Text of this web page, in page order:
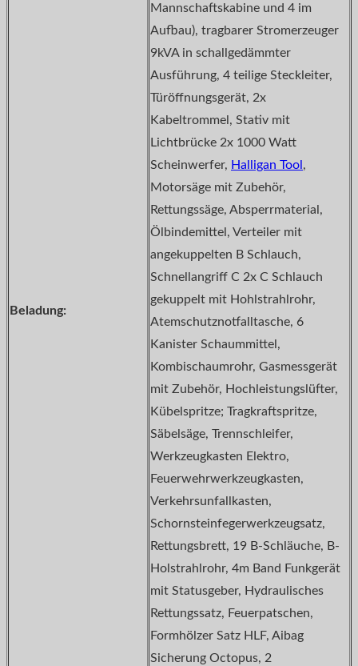
Beladung:
Mannschaftskabine und 4 im
Aufbau), tragbarer Stromerzeuger
9kVA in schallgedämmter
Ausführung, 4 teilige Steckleiter,
Türöffnungsgerät, 2x
Kabeltrommel, Stativ mit
Lichtbrücke 2x 1000 Watt
Scheinwerfer, Halligan Tool ,
Motorsäge mit Zubehör,
Rettungssäge, Absperrmaterial,
Ölbindemittel, Verteiler mit
angekuppelten B Schlauch,
Schnellangriff C 2x C Schlauch
gekuppelt mit Hohlstrahlrohr,
Atemschutznotfalltasche, 6
Kanister Schaummittel,
Kombischaumrohr, Gasmessgerät
mit Zubehör, Hochleistungslüfter,
Kübelspritze; Tragkraftspritze,
Säbelsäge, Trennschleifer,
Werkzeugkasten Elektro,
Feuerwehrwerkzeugkasten,
Verkehrsunfallkasten,
Schornsteinfegerwerkzeugsatz,
Rettungsbrett, 19 B-Schläuche, B-
Holstrahlrohr, 4m Band Funkgerät
mit Statusgeber, Hydraulisches
Rettungssatz, Feuerpatschen,
Formhölzer Satz HLF, Aibag
Sicherung Octopus, 2